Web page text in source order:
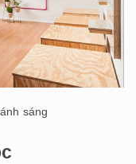
sáng